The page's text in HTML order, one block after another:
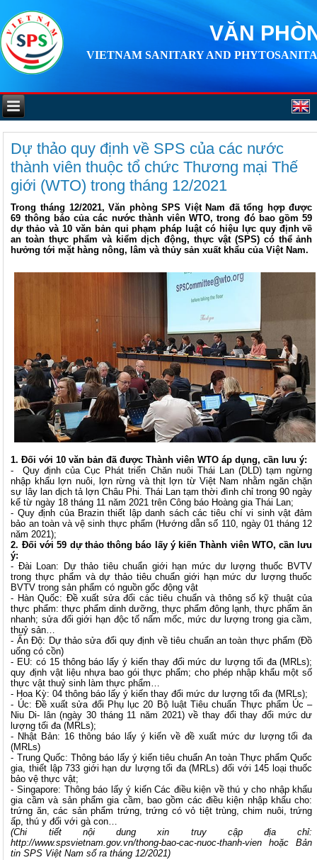
VĂN
VIETNAM SANITARY AND
Dự thảo quy định về SPS của các nước
thành viên thuộc tổ chức Thương mại Thế
giới (WTO) trong tháng 12/2021
Trong tháng 12/2021, Văn phòng SPS Việt Nam đã tổng hợp được
69 thông báo của các nước thành viên WTO, trong đó bao gồm 59
dự thảo và 10 văn bản qui phạm pháp luật có hiệu lực quy định về
an toàn thực phẩm và kiểm dịch động, thực vật (SPS) có thể ảnh
hưởng tới mặt hàng nông, lâm và thủy sản xuất khẩu của Việt Nam.
1.Đối với 10 văn bản đã được Thành viên WTO áp dụng, cần lưu ý:
- Quy định của Cục Phát triển Chăn nuôi Thái Lan (DLD) tạm ngừng
nhập khẩu lợn nuôi, lợn rừng và thịt lợn từ Việt Nam nhằm ngăn chặn
sự lây lan dịch tả lợn Châu Phi. Thái Lan tạm thời đình chỉ trong 90 ngày
kể từ ngày 18 tháng 11 năm 2021 trên Công báo Hoàng gia Thái Lan;
- Quy định của Brazin thiết lập danh sách các tiêu chí vi sinh vật đảm
bảo an toàn và vệ sinh thực phẩm (Hướng dẫn số 110, ngày 01 tháng 12
năm 2021);
2. Đối với 59 dự thảo thông báo lấy ý kiến Thành viên WTO, cần lưu
ý:
- Đài Loan: Dự thảo tiêu chuẩn giới hạn mức dư lượng thuốc BVTV
trong thực phẩm và dự thảo tiêu chuẩn giới hạn mức dư lượng thuốc
BVTV trong sản phẩm có nguồn gốc động vật
- Hàn Quốc: Đề xuất sửa đổi các tiêu chuẩn và thông số kỹ thuật của
thực phẩm: thực phẩm dinh dưỡng, thực phẩm đông lạnh, thực phẩm ăn
nhanh; sửa đổi giới hạn độc tố nấm mốc, mức dư lượng trong gia cầm,
thuỷ sản…
- Ấn Độ: Dự thảo sửa đổi quy định về tiêu chuẩn an toàn thực phẩm (Đồ
uống có cồn)
- EU: có 15 thông báo lấy ý kiến thay đổi mức dư lượng tối đa (MRLs);
quy định vật liệu nhựa bao gói thực phẩm; cho phép nhập khẩu một số
thực vật thuỷ sinh làm thực phẩm…
- Hoa Kỳ: 04 thông báo lấy ý kiến thay đổi mức dư lượng tối đa (MRLs);
- Úc: Đề xuất sửa đổi Phụ lục 20 Bộ luật Tiêu chuẩn Thực phẩm Úc –
Niu Di- lân (ngày 30 tháng 11 năm 2021) về thay đổi thay đổi mức dư
lượng tối đa (MRLs);
- Nhật Bản: 16 thông báo lấy ý kiến về đề xuất mức dư lượng tối đa
(MRLs)
- Trung Quốc: Thông báo lấy ý kiến tiêu chuẩn An toàn Thực phẩm Quốc
gia, thiết lập 733 giới hạn dư lượng tối đa (MRLs) đối với 145 loại thuốc
bảo vệ thực vật;
- Singapore: Thông báo lấy ý kiến Các điều kiện về thú y cho nhập khẩu
gia cầm và sản phẩm gia cầm, bao gồm các điều kiện nhập khẩu cho:
trứng ăn, các sản phẩm trứng, trứng có vỏ tiệt trùng, chim nuôi, trứng
ấp, thú y đối với gà con…
(Chi tiết nội dung xin truy cập địa chỉ:
http://www.spsvietnam.gov.vn/thong-bao-cac-nuoc-thanh-vien hoặc Bản
tin SPS Việt Nam số ra tháng 12/2021)